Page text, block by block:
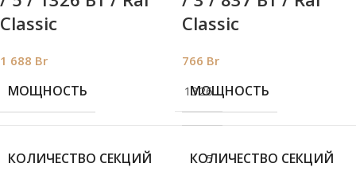
Classic
1 688 Br
МОЩНОСТЬ 1326
КОЛИЧЕСТВО СЕКЦИЙ 5
Classic
766 Br
МОЩНОСТЬ
КОЛИЧЕСТВО СЕКЦИЙ